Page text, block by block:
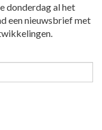
donderdag al het
een nieuwsbrief met